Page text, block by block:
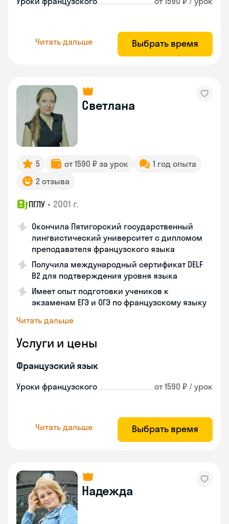
Читать дальше Выбрать время
Светлана
5 от 1590 ₽ за урок
1 год опыта
2 отзыва
ПГЛУ • 2001 г.
Окончила Пятигорский государственный
лингвистический университет с дипломом
преподавателя французского языка
Получила международный сертификат DELF
B2 для подтверждения уровня языка
Имеет опыт подготовки учеников к
экзаменам ЕГЭ и ОГЭ по французскому языку
Читать дальше
Услуги и цены
Французский язык
Уроки французского от 1590 ₽ / урок
Читать дальше Выбрать время
Надежда